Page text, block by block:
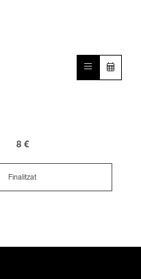
8 €
Finalitzat